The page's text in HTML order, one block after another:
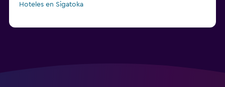
Hoteles en Sigatoka